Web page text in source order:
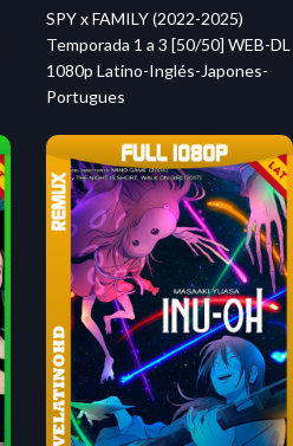
SPY x FAMILY (2022-2025)
Temporada 1 a 3 [50/50] WEB-DL
1080p Latino-Inglés-Japones-
Portugues